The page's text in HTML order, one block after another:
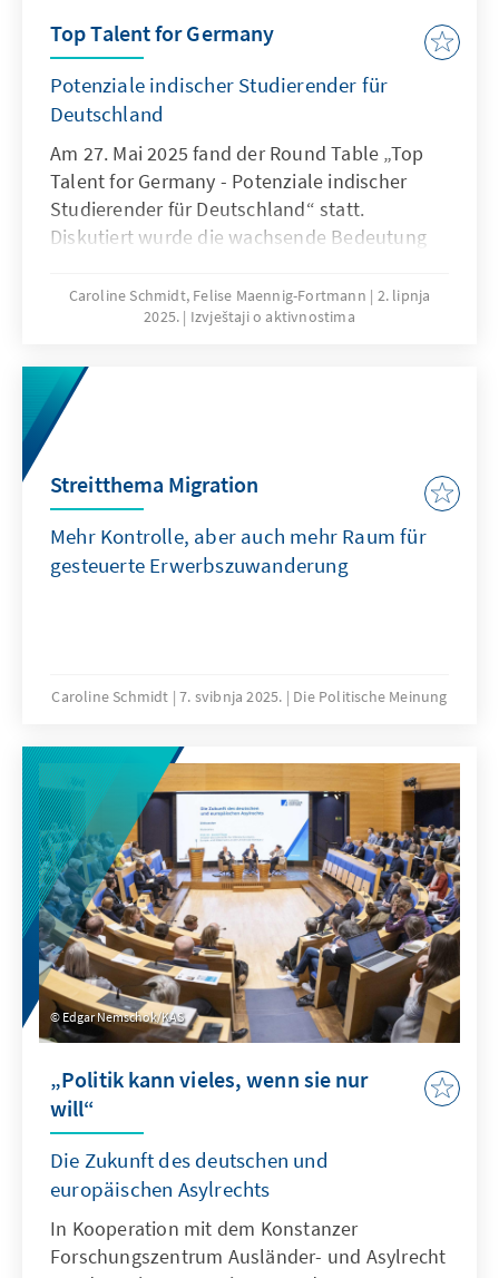
Top Talent for Germany
Potenziale indischer Studierender für
Deutschland
Am 27. Mai 2025 fand der Round Table „Top
Talent for Germany - Potenziale indischer
Studierender für Deutschland“ statt.
Diskutiert wurde die wachsende Bedeutung
und Wissenschaftsstandort Deutschland.
Caroline Schmidt, Felise Maennig-Fortmann
2. lipnja
2025.
Izvještaji o aktivnostima
Streitthema Migration
Mehr Kontrolle, aber auch mehr Raum für
gesteuerte Erwerbszuwanderung
Caroline Schmidt 7. svibnja 2025. Die Politische Meinung
Edgar Nemschok/KAS
„Politik kann vieles, wenn sie nur
will“
Die Zukunft des deutschen und
europäischen Asylrechts
In Kooperation mit dem Konstanzer
Forschungszentrum Ausländer- und Asylrecht